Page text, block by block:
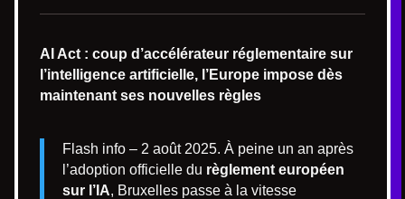
AI Act : coup d’accélérateur réglementaire sur
l’intelligence artificielle, l’Europe impose dès
maintenant ses nouvelles règles
Flash info – 2 août 2025. À peine un an après
l’adoption officielle du règlement européen
sur l’IA, Bruxelles passe à la vitesse